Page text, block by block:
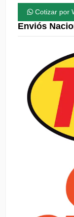
Cotizar por
Enviós